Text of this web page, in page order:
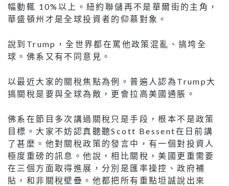
幅動輒 10%以上。紐約聯儲再不是華爾街的主角，
華盛頓州才是全球投資者的仰慕對象。
說到Trump，全世界都在罵他政策混亂、搞垮全
球。佛系又有不同意見。
以最近大家的關稅焦點為例。普遍人認為Trump大
搞關稅是要與全球為敵，更會拉高美國通脹。
佛系在節目多次講過關稅只是手段，根本不是政策
目標。大家不妨認真聽聽Scott Bessent在日前講
了甚麼。他對關稅政策的發言中，有一個對投資人
極度重磅的訊息。他說，相比關稅，美國更重需要
在三個方面取得進展，分別是匯率操控、政府補
貼，和非關稅壁疊。他都把所有重點坦誠說出來